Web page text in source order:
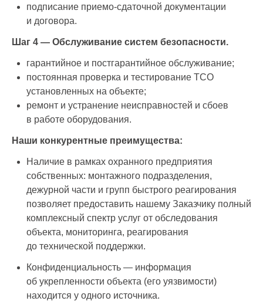
подписание приемо-сдаточной документации
и договора.
Шаг 4 — Обслуживание систем безопасности.
гарантийное и постгарантийное обслуживание;
постоянная проверка и тестирование ТСО
установленных на объекте;
ремонт и устранение неисправностей и сбоев
в работе оборудования.
Наши конкурентные преимущества:
Наличие в рамках охранного предприятия
собственных: монтажного подразделения,
дежурной части и групп быстрого реагирования
позволяет предоставить нашему Заказчику полный
комплексный спектр услуг от обследования
объекта, мониторинга, реагирования
до технической поддержки.
Конфиденциальность — информация
об укрепленности объекта (его уязвимости)
находится у одного источника.